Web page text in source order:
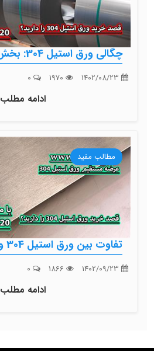
چگالی ورق استیل 304: بخش دوم
ادامه مطلب
مطالب مفید
تفاوت بین ورق استیل 304 و 202 چیست؟
ادامه مطلب